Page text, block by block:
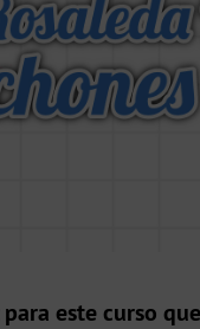
este curso